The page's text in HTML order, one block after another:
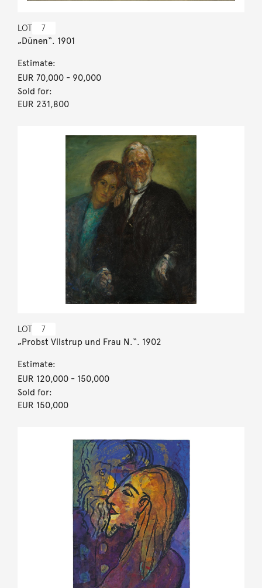
LOT 7
„Dünen“. 1901
Estimate:
EUR 70,000- 90,000
Sold for:
EUR 231,800
LOT 7
„Probst Vilstrup und Frau N.“. 1902
Estimate:
EUR 120,000- 150,000
Sold for:
EUR 150,000